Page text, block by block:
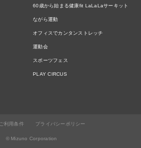
60歳から始まる健康fit LaLaLaサーキット
ながら運動
オフィスでカンタンストレッチ
運動会
スポーツフェス
PLAY CIRCUS
ご利用条件 プライバシーポリシー
© Mizuno Corporation